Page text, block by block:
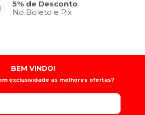
5% de Desconto
No Boleto e Pix
BEM VINDO!
exclusividade as melhores ofertas?